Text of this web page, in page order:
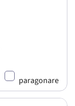
paragonare